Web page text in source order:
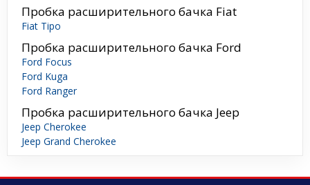
Пробка расширительного бачка Fiat
Fiat Tipo
Пробка расширительного бачка Ford
Ford Focus
Ford Kuga
Ford Ranger
Пробка расширительного бачка Jeep
Jeep Cherokee
Jeep Grand Cherokee